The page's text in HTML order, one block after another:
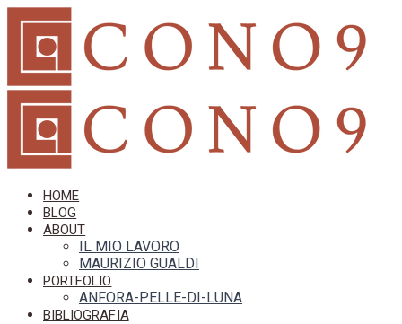
HOME
BLOG
ABOUT
IL MIO LAVORO
MAURIZIO GUALDI
PORTFOLIO
ANFORA-PELLE-DI-LUNA
BIBLIOGRAFIA